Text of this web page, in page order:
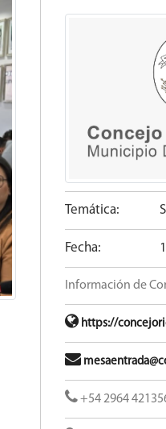
Temática:
Fecha:
Información de
https://
+54 2964